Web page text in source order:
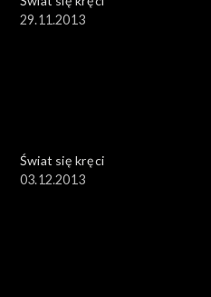
29.11.2013
Świat się kręci
03.12.2013